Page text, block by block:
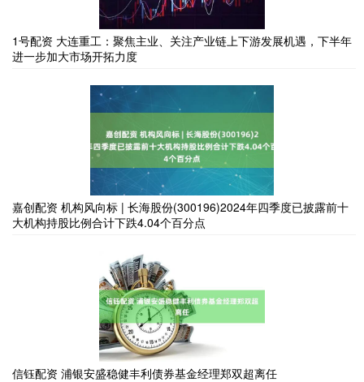
1号配资 大连重工：聚焦主业、关注产业链上下游发展机遇，下半年
进一步加大市场开拓力度
嘉创配资 机构风向标 | 长海股份(300196)2024年四季度已披露前十
大机构持股比例合计下跌4.04个百分点
信钰配资 浦银安盛稳健丰利债券基金经理郑双超离任